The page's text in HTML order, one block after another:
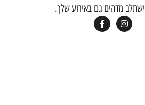
מדהים גם באירוע שלך.